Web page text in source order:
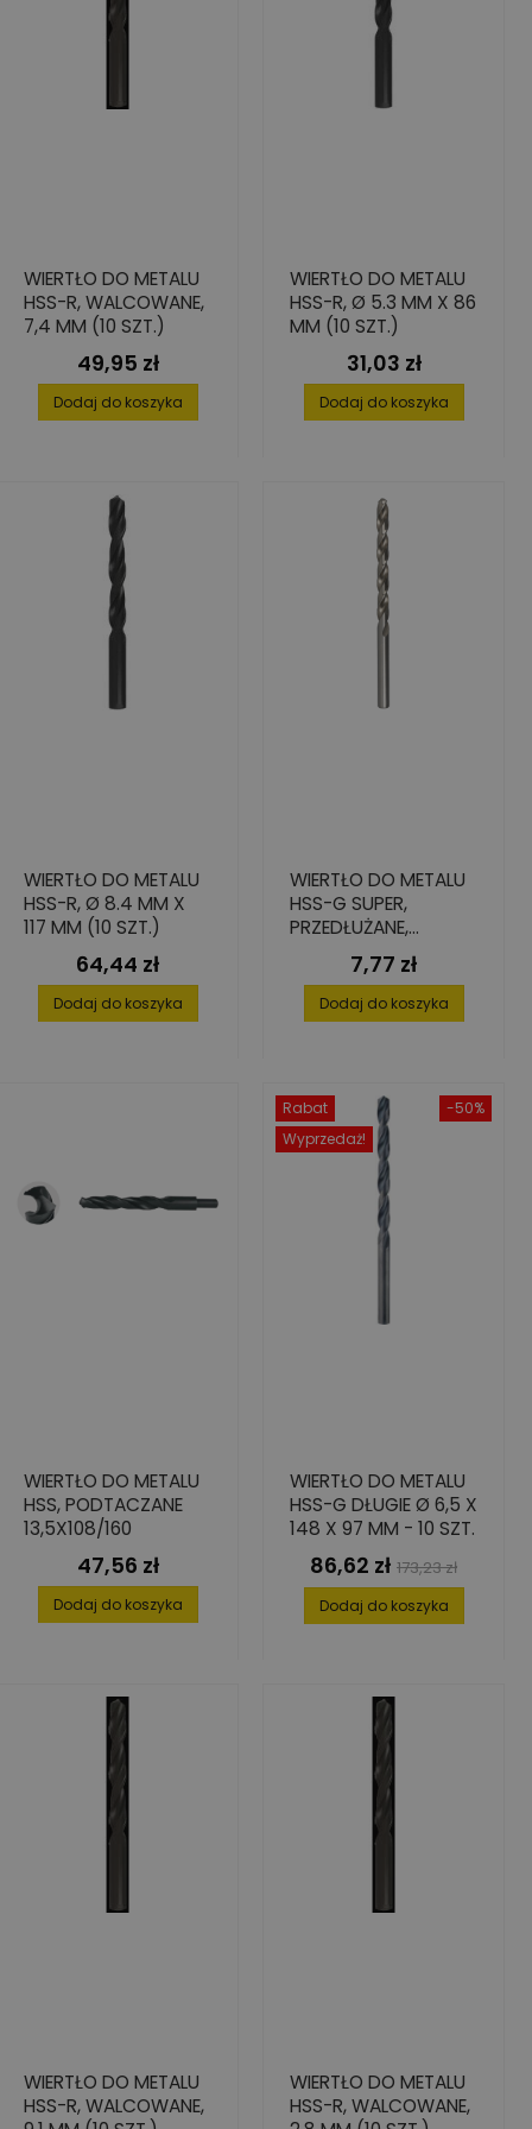
WIERTŁO DO METALU
HSS-R, WALCOWANE,
7,4 MM (10 SZT.)
Cena
49,95 zł
Dodaj do koszyka
WIERTŁO DO METALU
HSS-R, Ø 5.3 MM X 86
MM (10 SZT.)
Cena
31,03 zł
Dodaj do koszyka
WIERTŁO DO METALU
HSS-R, Ø 8.4 MM X
117 MM (10 SZT.)
Cena
64,44 zł
Dodaj do koszyka
WIERTŁO DO METALU
HSS-G SUPER,
PRZEDŁUŻANE,
3,0X66/100
Cena
7,77 zł
Dodaj do koszyka
WIERTŁO DO METALU
HSS, PODTACZANE
13,5X108/160
Cena
47,56 zł
Dodaj do koszyka
-50%
Rabat
Wyprzedaż!
WIERTŁO DO METALU
HSS-G DŁUGIE Ø 6,5 X
148 X 97 MM - 10 SZT.
Cena
86,62 zł Cena
podstawowa
173,23 zł
Dodaj do koszyka
WIERTŁO DO METALU
HSS-R, WALCOWANE,
WIERTŁO DO METALU
HSS-R, WALCOWANE,